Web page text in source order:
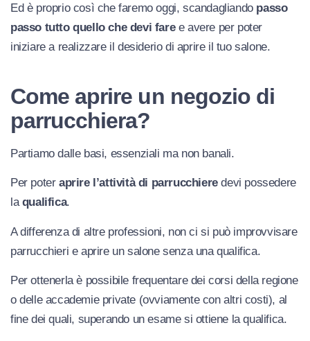
Ed è proprio così che faremo oggi, scandagliando passo
passo tutto quello che devi faree avere per poter
iniziare a realizzare il desiderio di aprire il tuo salone.
Come aprire un negozio di
parrucchiera?
Partiamo dalle basi, essenziali ma non banali.
Per poter aprire l’attività di parrucchieredevi possedere
laqualifica.
A differenza di altre professioni, non ci si può improvvisare
parrucchieri e aprire un salone senza una qualifica.
Per ottenerla è possibile frequentare dei corsi della regione
o delle accademie private (ovviamente con altri costi), al
fine dei quali, superando un esame si ottiene la qualifica.